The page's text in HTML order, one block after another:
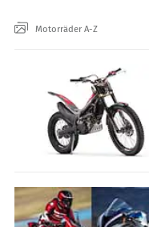
Motorräder A-Z